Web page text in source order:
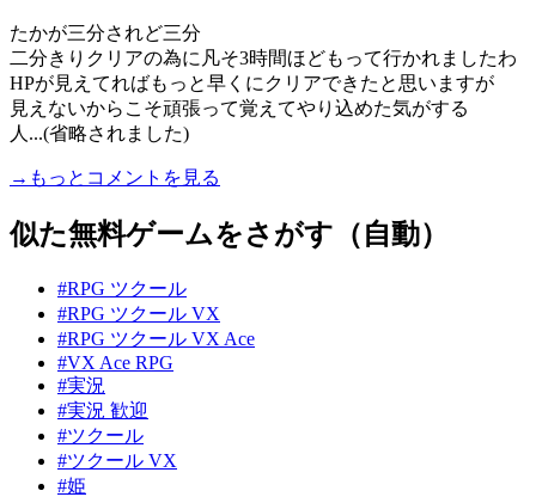
たかが三分されど三分
二分きりクリアの為に凡そ3時間ほどもって行かれましたわ
HPが見えてればもっと早くにクリアできたと思いますが
見えないからこそ頑張って覚えてやり込めた気がする
人...(省略されました)
→もっとコメントを見る
似た無料ゲームをさがす（自動）
#RPG ツクール
#RPG ツクール VX
#RPG ツクール VX Ace
#VX Ace RPG
#実況
#実況 歓迎
#ツクール
#ツクール VX
#姫